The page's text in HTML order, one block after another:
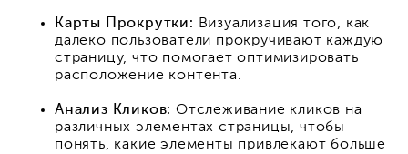
Карты Прокрутки: Визуализация того, как
далеко пользователи прокручивают каждую
страницу, что помогает оптимизировать
расположение контента.
Анализ Кликов: Отслеживание кликов на
различных элементах страницы, чтобы
понять, какие элементы привлекают больше